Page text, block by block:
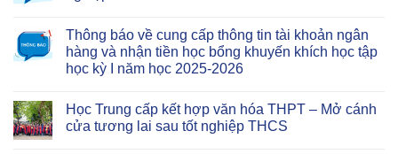
Thông báo về cung cấp thông tin tài khoản ngân
hàng và nhận tiền học bổng khuyến khích học tập
học kỳ I năm học 2025-2026
Học Trung cấp kết hợp văn hóa THPT – Mở cánh
cửa tương lai sau tốt nghiệp THCS